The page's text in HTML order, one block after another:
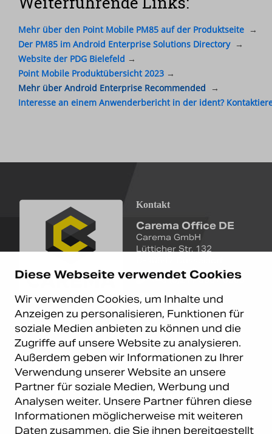
Diese Webseite verwendet Cookies
Wir verwenden Cookies, um Inhalte und
Anzeigen zu personalisieren, Funktionen für
soziale Medien anbieten zu können und die
Zugriffe auf unsere Website zu analysieren.
Außerdem geben wir Informationen zu Ihrer
Verwendung unserer Website an unsere
Partner für soziale Medien, Werbung und
Analysen weiter. Unsere Partner führen diese
Informationen möglicherweise mit weiteren
Daten zusammen, die Sie ihnen bereitgestellt
Jetzt ganzen
Artikel in der
ident lesen
Erfahren Sie mehr darüber,
Lieferprozesse optimiert.
Mehr über den Point Mobile PM85 auf der Produktseite →
Der PM85 im Android Enterprise Solutions Directory →
Website der PDG Bielefeld →
Point Mobile Produktübersicht 2023 →
Mehr über Android Enterprise Recommended
→
Interesse an einem Anwenderbericht in der ident?
Kontakt
Carema Office DE
Carema GmbH
Lütticher Str. 132
+49 (0)211 9367 8390
info@carema.de
© Copyright 2026 Carema
GmbH. Alle Rechte vorbehalten.
Datenschutz|Impressum
Carema Warehouse
Carema Hardware BV
Bohemenstraat 9
8028 SB Zwolle
Niederlande
Kundendienst
Serviceabteilung